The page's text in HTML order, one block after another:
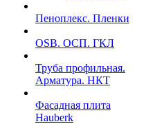
Пеноплекс. Пленки
OSB. ОСП. ГКЛ
Труба профильная.
Арматура. НКТ
Фасадная плита
Hauberk